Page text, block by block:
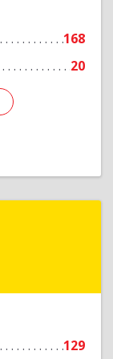
168
20
Подробнее
129
- Кузбасс,
Подробнее